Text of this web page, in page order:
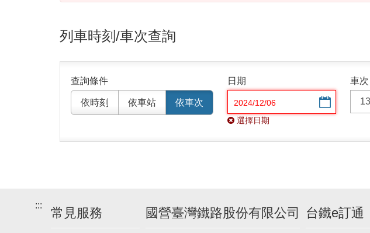
列車時刻/車次查詢
查詢條件
依時刻 依車站 依車次
日期
選擇日期
選擇日期
車次
:::
常見服務 國營臺灣鐵路股份有限公司 台鐵e訂通